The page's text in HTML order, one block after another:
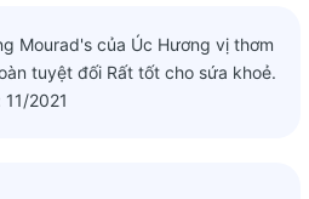
Mourad's của Úc Hương vị thơm
tuyệt đối Rất tốt cho sứa khoẻ.
2021